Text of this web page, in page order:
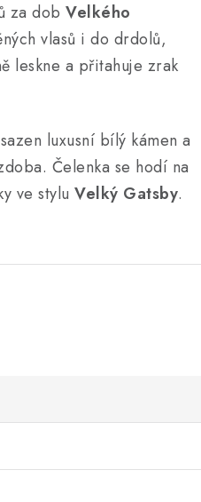
za dob Velkého
vlasů i do drdolů,
leskne a přitahuje zrak
luxusní bílý kámen a
Čelenka se hodí na
ve stylu Velký Gatsby.